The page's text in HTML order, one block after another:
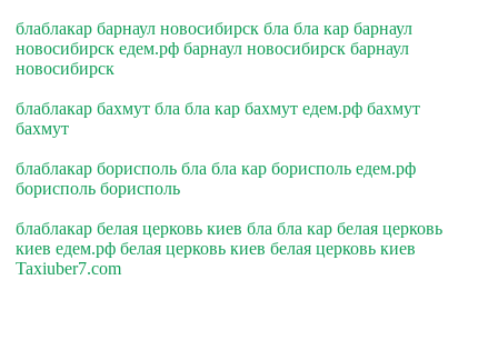
блаблакар барнаул новосибирск бла бла кар барнаул
новосибирск едем.рф барнаул новосибирск барнаул
новосибирск
блаблакар бахмут бла бла кар бахмут едем.рф бахмут
бахмут
блаблакар борисполь бла бла кар борисполь едем.рф
борисполь борисполь
блаблакар белая церковь киев бла бла кар белая церковь
киев едем.рф белая церковь киев белая церковь киев
Taxiuber7.com